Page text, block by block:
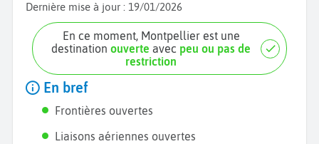
Dernière mise à jour : 19/01/2026
En ce moment, Montpellier est une
destinationouverte avec peu ou pas de
restriction
En bref
Frontières ouvertes
Liaisons aériennes ouvertes